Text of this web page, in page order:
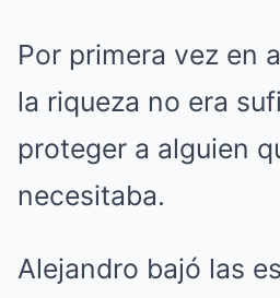
Por primera vez en
la riqueza no era
proteger a alguien
necesitaba.
Alejandro bajó las